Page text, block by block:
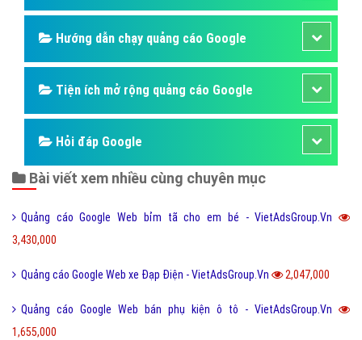
Hướng dẫn chạy quảng cáo Google
Tiện ích mở rộng quảng cáo Google
Hỏi đáp Google
Bài viết xem nhiều cùng chuyên mục
Quảng cáo Google Web bỉm tã cho em bé - VietAdsGroup.Vn
3,430,000
Quảng cáo Google Web xe Đạp Điện - VietAdsGroup.Vn 2,047,000
Quảng cáo Google Web bán phụ kiện ô tô - VietAdsGroup.Vn
1,655,000